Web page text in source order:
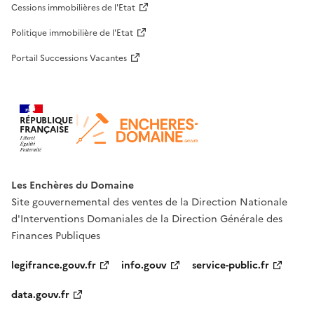
Cessions immobilières de l'Etat
Politique immobilière de l'Etat
Portail Successions Vacantes
RÉPUBLIQUE
FRANÇAISE
Les Enchères du Domaine
Site gouvernemental des ventes de la Direction Nationale
d'Interventions Domaniales de la Direction Générale des
Finances Publiques
legifrance.gouv.fr
info.gouv
service-public.fr
data.gouv.fr